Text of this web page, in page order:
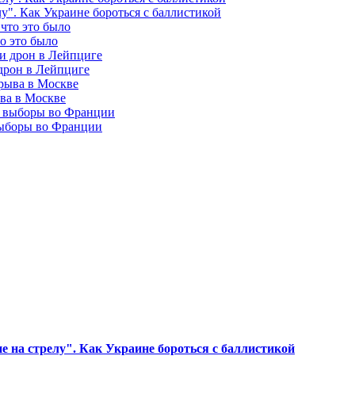
Как Украине бороться с баллистикой
это было
в Лейпциге
в Москве
во Франции
на стрелу". Как Украине бороться с баллистикой